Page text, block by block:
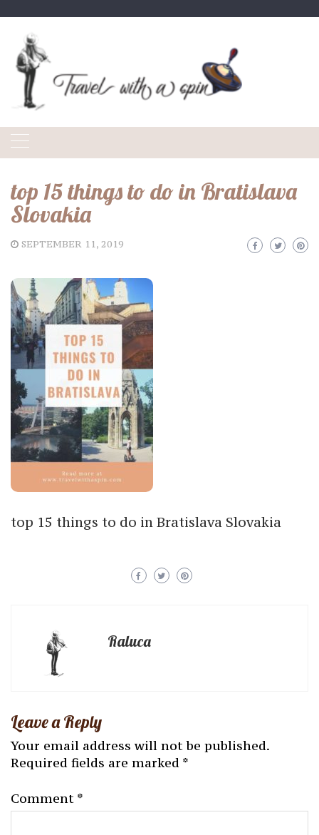
content
top 15 things to do in Bratislava
Slovakia
SEPTEMBER 11, 2019
top 15 things to do in Bratislava Slovakia
Raluca
Leave a Reply
Your email address will not be published.
Required fields are marked *
Comment *